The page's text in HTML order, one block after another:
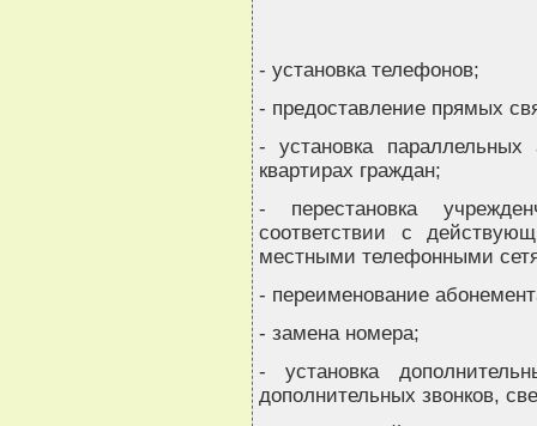
- установка телефонов;
- предоставление прямых
- установка
квартирах граждан;
- перестановка
соответствии с
местными телефонными
- переименование
- замена номера;
- установка
дополнительных звонков,